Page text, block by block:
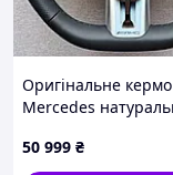
Оригінальне
Mercedes
GLS GLLE W222
50 999 ₴